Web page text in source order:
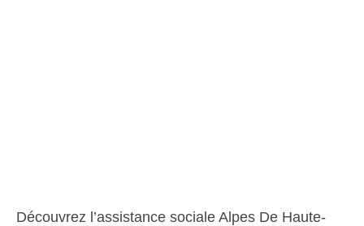
Découvrez l’assistance sociale Alpes De Haute-